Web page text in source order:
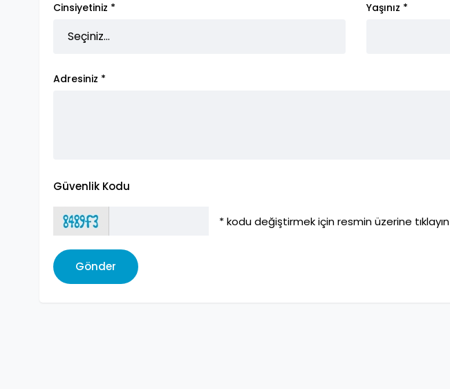
Cinsiyetiniz * Yaşınız *
Adresiniz *
Güvenlik Kodu
* kodu değiştirmek için resmin üzerine tıklayın
Gönder